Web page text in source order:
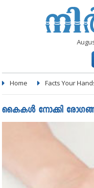
Home Facts Your
കൈകൾ നോക്കി